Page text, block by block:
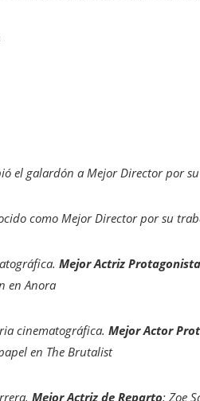
el galardón a Mejor Director por
como Mejor Director por su
Mejor Actriz Protagonista
en Anora
cinematográfica. Mejor Actor
en The Brutalist
Mejor Actriz de Reparto: Zoe